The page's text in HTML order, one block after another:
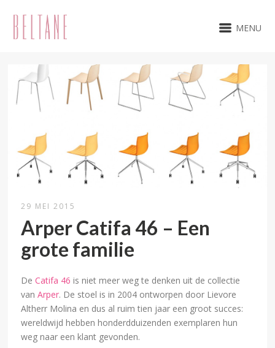
MENU
29 MEI 2015
Arper Catifa 46 – Een
grote familie
DeCatifa 46 is niet meer weg te denken uit de collectie
vanArper. De stoel is in 2004 ontworpen door Lievore
Altherr Molina en dus al ruim tien jaar een groot succes:
wereldwijd hebben honderdduizenden exemplaren hun
weg naar een klant gevonden.